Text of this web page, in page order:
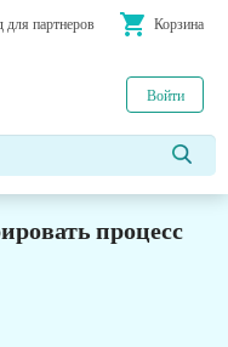
для партнеров shopping_cart Корзина
Войти
процесс